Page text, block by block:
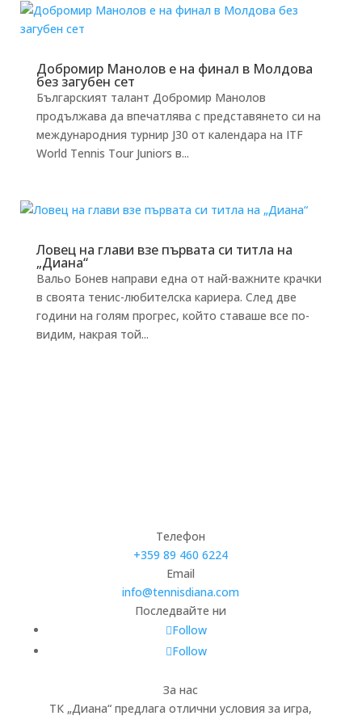
Добромир Манолов е на финал в Молдова
без загубен сет
Българският талант Добромир Манолов
продължава да впечатлява с представянето си на
международния турнир J30 от календара на ITF
World Tennis Tour Juniors в...
Ловец на глави взе първата си титла на
„Диана“
Вальо Бонев направи една от най-важните крачки
в своята тенис-любителска кариера. След две
години на голям прогрес, който ставаше все по-
видим, накрая той...
Телефон
+359 89 460 6224­
Email
info@tennisdiana.com
Последвайте ни
Follow
Follow
За нас
ТК „Диана“ предлага отлични условия за игра,